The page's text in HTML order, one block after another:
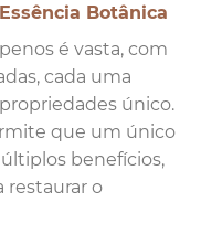
Botânica
é vasta, com
cada uma
único.
que um único
benefícios,
restaurar o